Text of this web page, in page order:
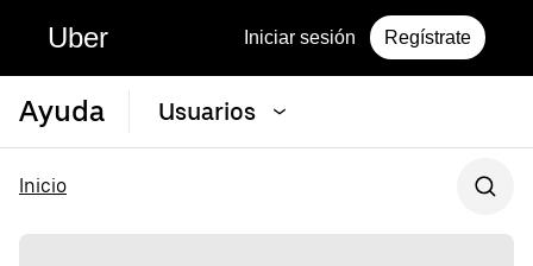
Uber Iniciar sesión Regístrate
Ayuda Usuarios
Inicio